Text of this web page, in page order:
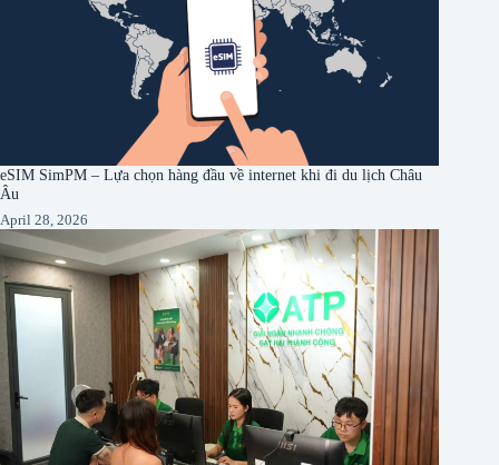
eSIM SimPM – Lựa chọn hàng đầu về internet khi đi du lịch Châu
Âu
April 28, 2026